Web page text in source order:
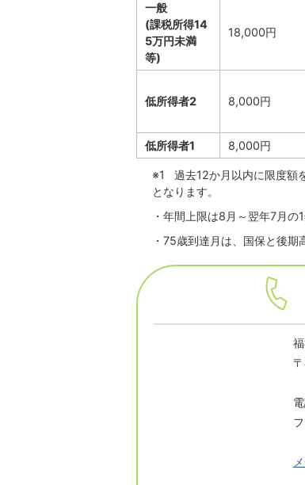
一般
(課税所得14
5万円未満
等)
18,000円
低所得者2 8,000円
低所得者1 8,000円
※1 過去12か月以内に限度額
となります。
・年間上限は8月～翌年7月の
・75歳到達月は、国保と後期